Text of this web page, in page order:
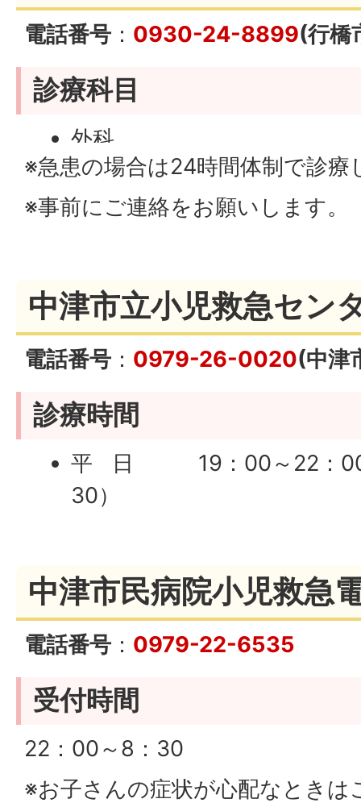
電話番号 ： 0930-24-8899(行橋
診療科目
外科
※急患の場合は24時間体制で診療
※事前にご連絡をお願いします。
中津市立小児救急セン
電話番号 ： 0979-26-0020(中津
診療時間
平 日 19：00～22：00
30）
日曜、祝日 9：00～22：
30）
中津市民病院小児救急
電話番号 ： 0979-22-6535
受付時間
22：00～8：30
※お子さんの症状が心配なときは